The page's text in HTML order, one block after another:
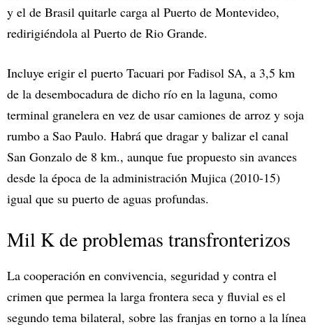
y el de Brasil quitarle carga al Puerto de Montevideo,
redirigiéndola al Puerto de Rio Grande.
Incluye erigir el puerto Tacuari por Fadisol SA, a 3,5 km
de la desembocadura de dicho río en la laguna, como
terminal granelera en vez de usar camiones de arroz y soja
rumbo a Sao Paulo. Habrá que dragar y balizar el canal
San Gonzalo de 8 km., aunque fue propuesto sin avances
desde la época de la administración Mujica (2010-15)
igual que su puerto de aguas profundas.
Mil K de problemas transfronterizos
La cooperación en convivencia, seguridad y contra el
crimen que permea la larga frontera seca y fluvial es el
segundo tema bilateral, sobre las franjas en torno a la línea